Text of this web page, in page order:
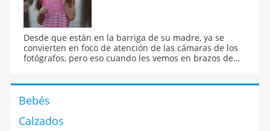
Desde que están en la barriga de su madre, ya se
convierten en foco de atención de las cámaras de los
fotógrafos, pero eso cuando les vemos en brazos de
pequeños influencers.
Bebés
Calzados